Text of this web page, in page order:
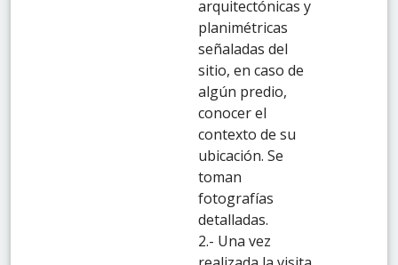
arquitectónicas y
planimétricas
señaladas del
sitio, en caso de
algún predio,
conocer el
contexto de su
ubicación. Se
toman
fotografías
detalladas.
2.- Una vez